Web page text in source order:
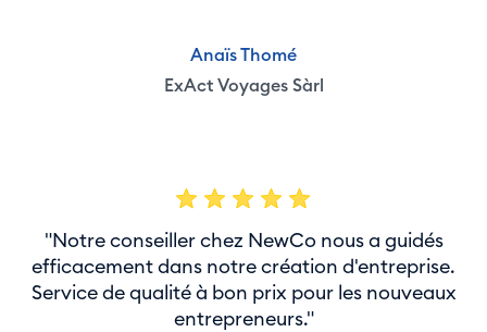
Anaïs Thomé
ExAct Voyages Sàrl
"Notre conseiller chez NewCo nous a guidés
efficacement dans notre création d'entreprise.
Service de qualité à bon prix pour les nouveaux
entrepreneurs."